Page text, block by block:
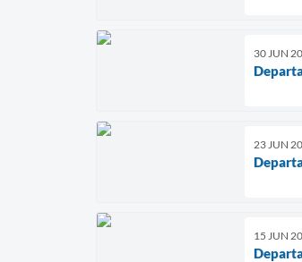
30 JUN
23 JUN
15 JUN